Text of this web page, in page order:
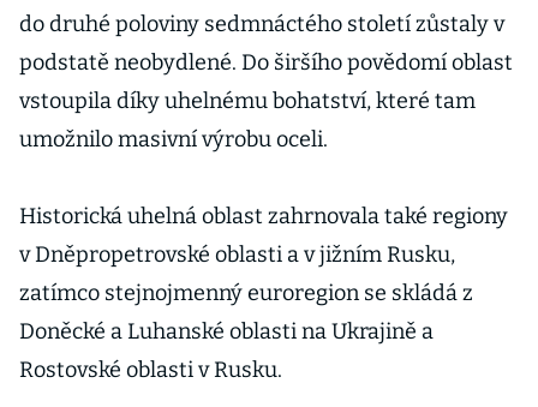
do druhé poloviny sedmnáctého století zůstaly v
podstatě neobydlené. Do širšího povědomí oblast
vstoupila díky uhelnému bohatství, které tam
umožnilo masivní výrobu oceli.
Historická uhelná oblast zahrnovala také regiony
v Dněpropetrovské oblasti a v jižním Rusku,
zatímco stejnojmenný euroregion se skládá z
Doněcké a Luhanské oblasti na Ukrajině a
Rostovské oblasti v Rusku.